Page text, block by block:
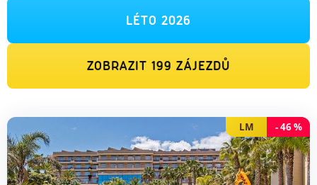
LÉTO 2026
ZOBRAZIT 199 ZÁJEZDŮ
LM -46%